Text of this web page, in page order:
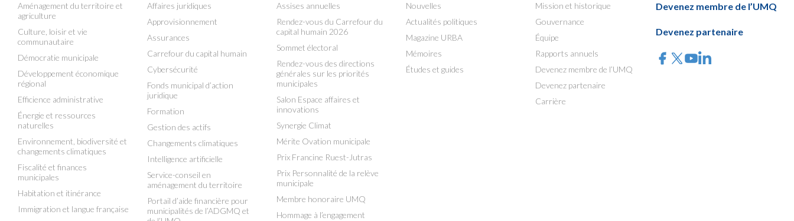
Aménagement du territoire et
agriculture
Culture, loisir et vie
communautaire
Démocratie municipale
Développement économique
régional
Efficience administrative
Énergie et ressources
naturelles
Environnement, biodiversité et
changements climatiques
Fiscalité et finances
municipales
Habitation et itinérance
Immigration et langue française
Affaires juridiques
Approvisionnement
Assurances
Carrefour du capital humain
Cybersécurité
Fonds municipal d’action
juridique
Formation
Gestion des actifs
Changements climatiques
Intelligence artificielle
Service-conseil en
aménagement du territoire
Portail d’aide financière pour
municipalités de l’ADGMQ et
Assises annuelles
Rendez-vous du Carrefour du
capital humain 2026
Sommet électoral
Rendez-vous des directions
générales sur les priorités
municipales
Salon Espace affaires et
innovations
Synergie Climat
Mérite Ovation municipale
Prix Francine Ruest-Jutras
Prix Personnalité de la relève
municipale
Membre honoraire UMQ
Hommage à l’engagement
Nouvelles
Actualités politiques
Magazine URBA
Mémoires
Études et guides
Mission et historique
Gouvernance
Équipe
Rapports annuels
Devenez membre de l’UMQ
Devenez partenaire
Carrière
Devenez membre de l’UMQ
Devenez partenaire